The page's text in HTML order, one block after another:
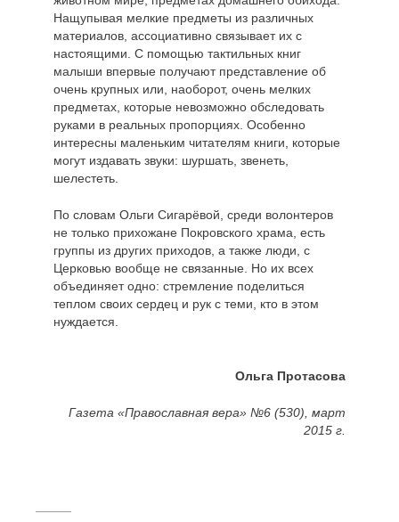
Нащупывая мелкие предметы из различных
материалов, ассоциативно связывает их с
настоящими. С помощью тактильных книг
малыши впервые получают представление об
очень крупных или, наоборот, очень мелких
предметах, которые невозможно обследовать
руками в реальных пропорциях. Особенно
интересны маленьким читателям книги, которые
могут издавать звуки: шуршать, звенеть,
шелестеть.
По словам Ольги Сигарёвой, среди волонтеров
не только прихожане Покровского храма, есть
группы из других приходов, а также люди, с
Церковью вообще не связанные. Но их всех
объединяет одно: стремление поделиться
теплом своих сердец и рук с теми, кто в этом
нуждается.
Ольга Протасова
Газета «Православная вера» №6 (530), март
2015 г.